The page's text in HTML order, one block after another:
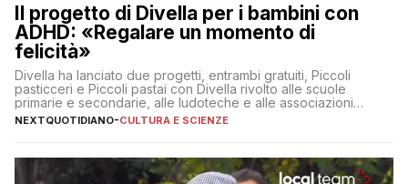
Il progetto di Divella per i bambini con
ADHD: «Regalare un momento di
felicità»
Divella ha lanciato due progetti, entrambi gratuiti, Piccoli
pasticceri e Piccoli pastai con Divella rivolto alle scuole
primarie e secondarie, alle ludoteche e alle associazioni
pugliesi che si occupano di bambini con ADHD
NEXTQUOTIDIANO-CULTURA E SCIENZE